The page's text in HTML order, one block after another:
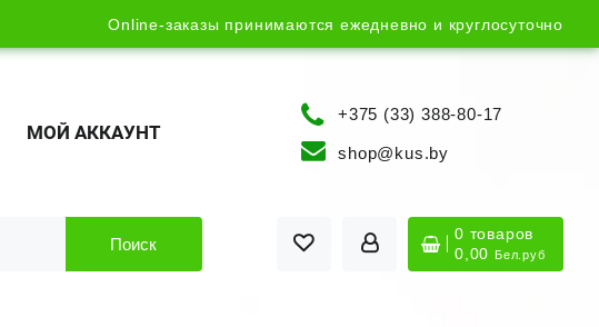
Online-заказы принимаются ежедневно и круглосуточно
МОЙ АККАУНТ
+375 (33) 388-80-17
shop@kus.by
Поиск
0 товаров
0,00 Бел.руб